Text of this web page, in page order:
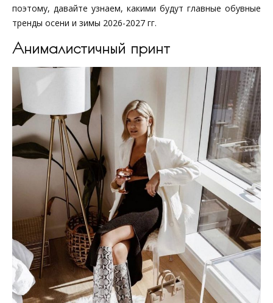
поэтому, давайте узнаем, какими будут главные обувные
тренды осени и зимы 2026-2027 гг.
Анималистичный принт